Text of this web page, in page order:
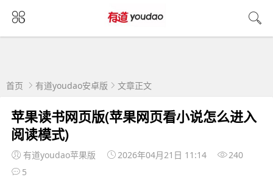
首页 有道youdao安卓版 文章正文
苹果读书网页版(苹果网页看小说怎么进入
阅读模式)
有道youdao苹果版 2026年04月21日 11:14
240
5